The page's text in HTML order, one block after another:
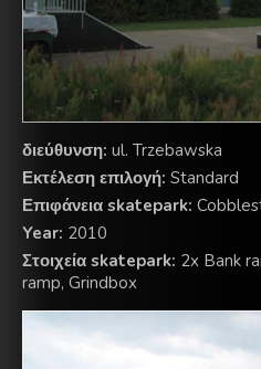
διεύθυνση: ul. Trzebawska
Εκτέλεση επιλογή: Standard
Επιφάνεια skatepark:
Year: 2010
Στοιχεία skatepark: 2x Bank
ramp, Grindbox